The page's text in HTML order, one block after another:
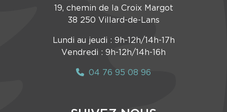
19, chemin de la Croix Margot
38 250 Villard-de-Lans
Lundi au jeudi : 9h-12h/14h-17h
Vendredi : 9h-12h/14h-16h
04 76 95 08 96